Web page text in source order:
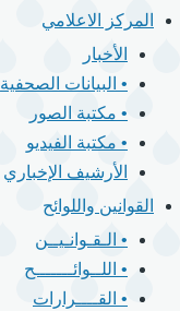
المركز الاعلامي
الأخبار
• البيانات الصحفية
• مكتبة الصور
• مكتبة الفيديو
الأرشيف الإخباري
القوانين واللوائح
• الـقـوانـيــن
• اللــوائـــــــح
• القــــرارات